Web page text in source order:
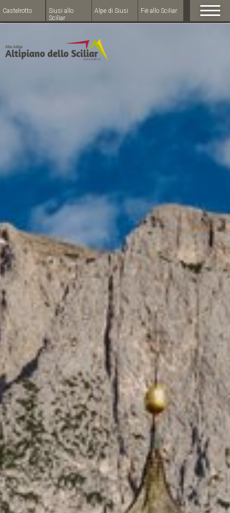
Castelrotto
Siusi allo
Sciliar
Alpe di Siusi Fiè allo Sciliar